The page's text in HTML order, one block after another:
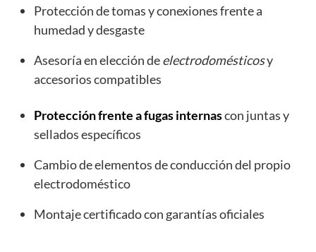
Protección de tomas y conexiones frente a
humedad y desgaste
Asesoría en elección deelectrodomésticosy
accesorios compatibles
Protección frente a fugas internascon juntas y
sellados específicos
Cambio de elementos de conducción del propio
electrodoméstico
Montaje certificado con garantías oficiales